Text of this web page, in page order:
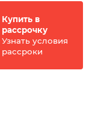
Купить в
рассрочку
Узнать условия
рассроки